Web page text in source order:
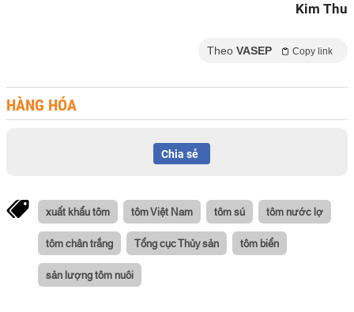
Kim Thu
Theo VASEP Copy link
HÀNG HÓA
Chia sẻ
xuất khẩu tôm tôm Việt Nam tôm sú tôm nước lợ
tôm chân trắng Tổng cục Thủy sản tôm biển
sản lượng tôm nuôi